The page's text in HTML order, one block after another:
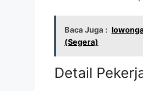
Baca Juga :
(Segera)
Detail